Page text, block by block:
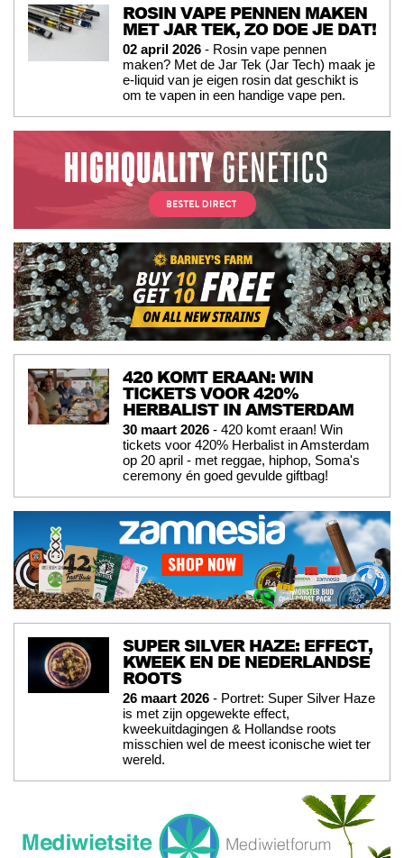
ROSIN VAPE PENNEN MAKEN
MET JAR TEK, ZO DOE JE DAT!
02 april 2026 - Rosin vape pennen
maken? Met de Jar Tek (Jar Tech) maak je
e-liquid van je eigen rosin dat geschikt is
om te vapen in een handige vape pen.
420 KOMT ERAAN: WIN
TICKETS VOOR 420%
HERBALIST IN AMSTERDAM
30 maart 2026 - 420 komt eraan! Win
tickets voor 420% Herbalist in Amsterdam
op 20 april - met reggae, hiphop, Soma's
ceremony én goed gevulde giftbag!
SUPER SILVER HAZE: EFFECT,
KWEEK EN DE NEDERLANDSE
ROOTS
26 maart 2026 - Portret: Super Silver Haze
is met zijn opgewekte effect,
kweekuitdagingen & Hollandse roots
misschien wel de meest iconische wiet ter
wereld.